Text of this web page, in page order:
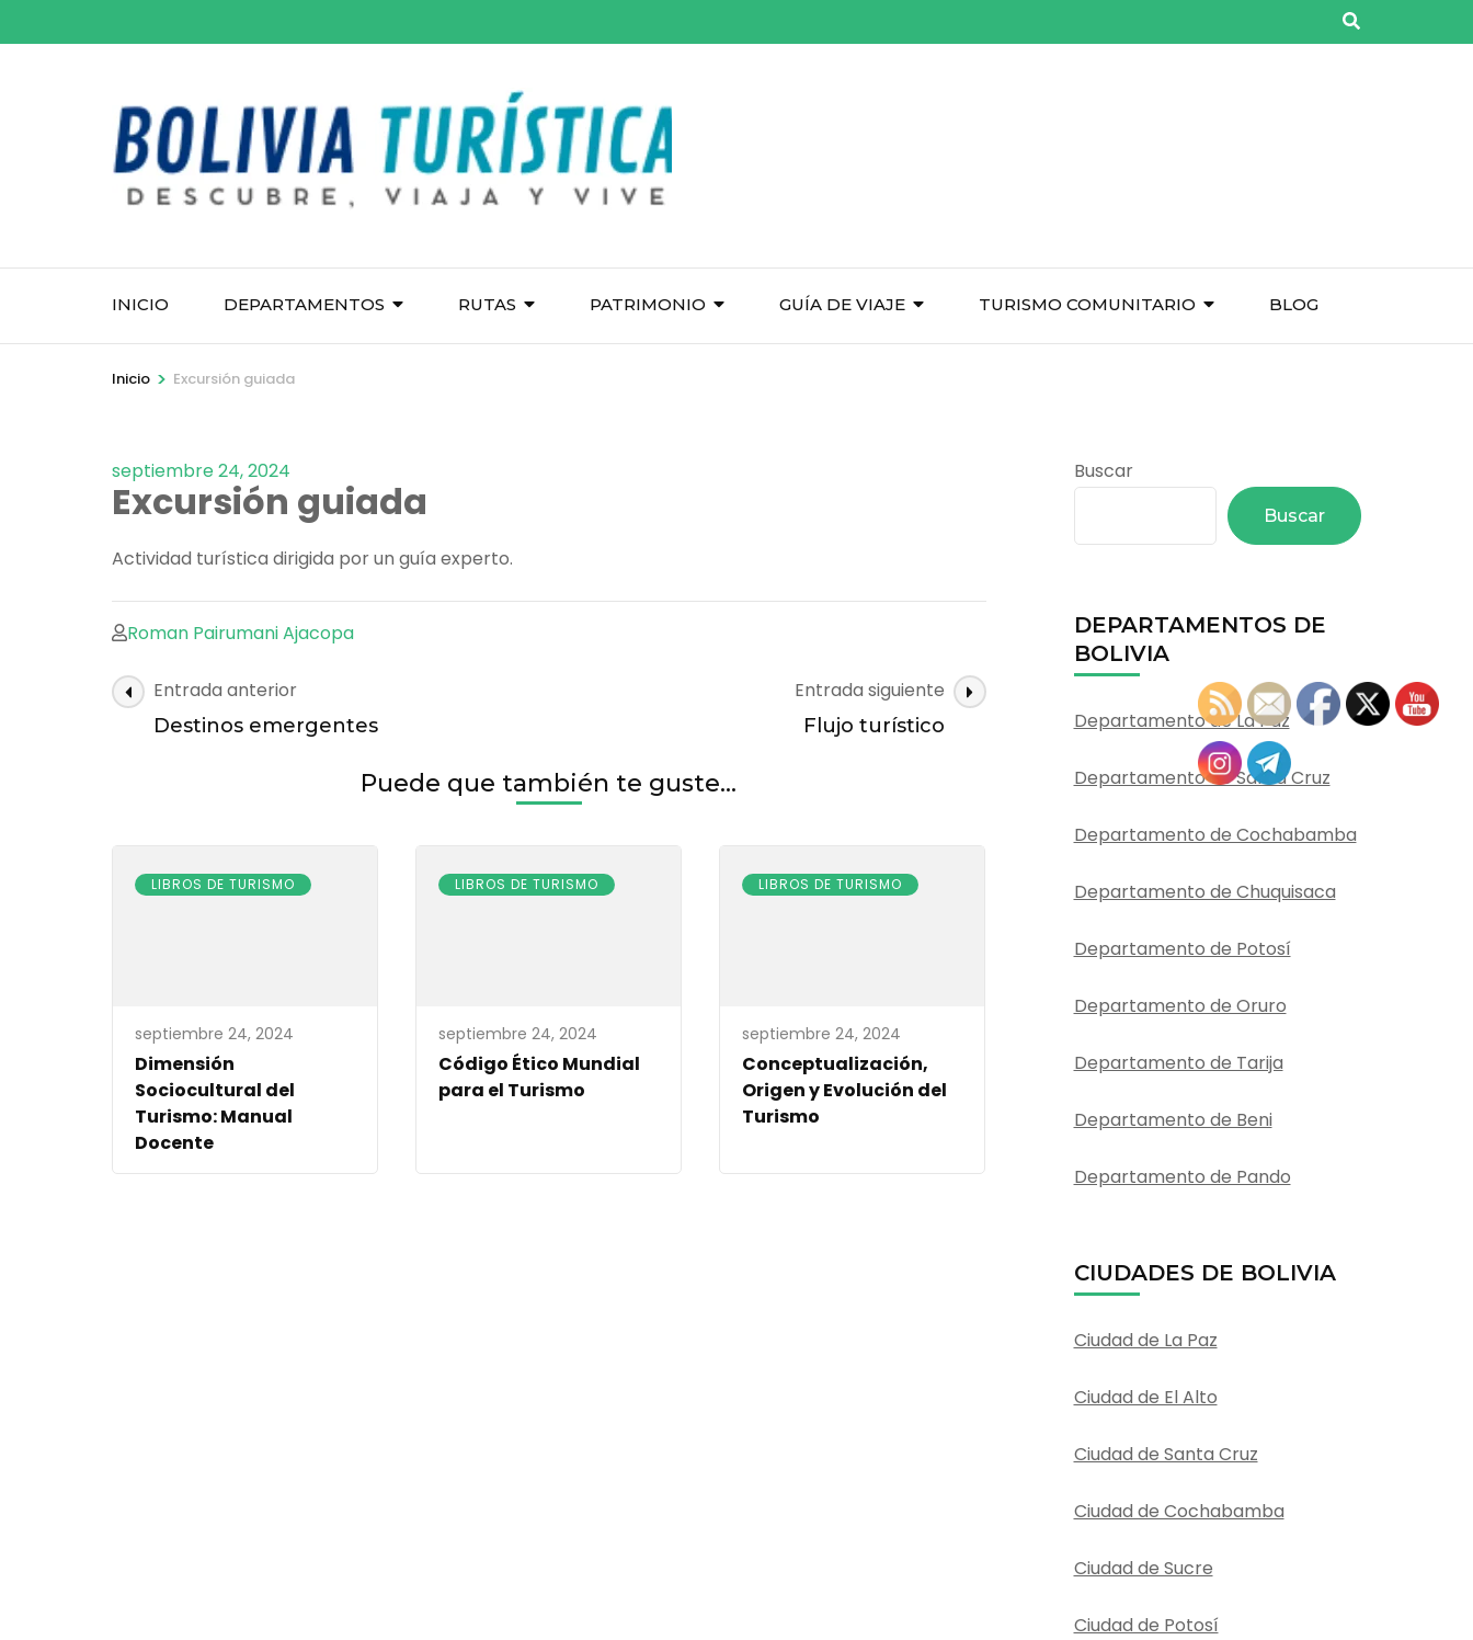
al
INICIO DEPARTAMENTOS RUTAS PATRIMONIO GUÍA DE VIAJE TURISMO COMUNITARIO BLOG
Inicio > Excursión guiada
septiembre 24, 2024
Excursión guiada
Actividad turística dirigida por un guía experto.
Roman Pairumani Ajacopa
Navegación
de
Entrada anterior
Destinos emergentes
Entrada siguiente
Flujo turístico
Puede que también te guste...
LIBROS DE TURISMO
septiembre 24, 2024
Dimensión
Sociocultural del
Turismo: Manual
Docente
LIBROS DE TURISMO
septiembre 24, 2024
Código Ético Mundial
para el Turismo
LIBROS DE TURISMO
septiembre 24, 2024
Conceptualización,
Origen y Evolución del
Turismo
Buscar
Buscar
DEPARTAMENTOS DE
BOLIVIA
Departamento de La Paz
Departamento de Santa Cruz
Departamento de Cochabamba
Departamento de Chuquisaca
Departamento de Potosí
Departamento de Oruro
Departamento de Tarija
Departamento de Beni
Departamento de Pando
CIUDADES DE BOLIVIA
Ciudad de La Paz
Ciudad de El Alto
Ciudad de Santa Cruz
Ciudad de Cochabamba
Ciudad de Sucre
Ciudad de Potosí